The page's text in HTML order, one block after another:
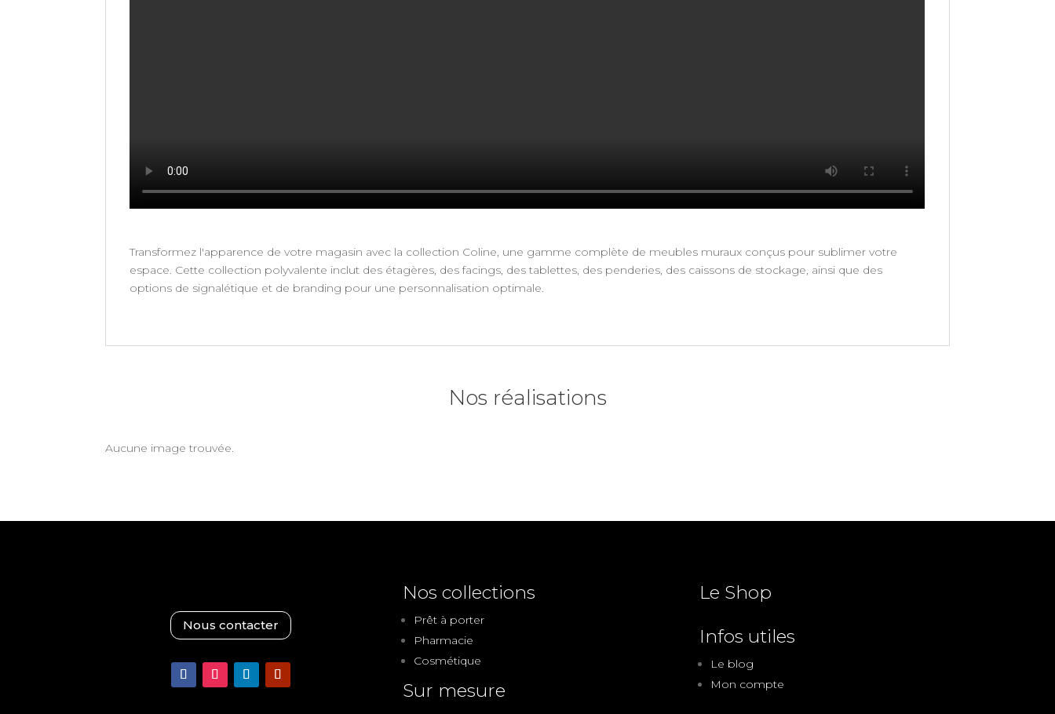
Transformez l'apparence de votre magasin avec la collection Coline, une gamme complète de meubles muraux conçus pour sublimer votre
espace. Cette collection polyvalente inclut des étagères, des facings, des tablettes, des penderies, des caissons de stockage, ainsi que des
options de signalétique et de branding pour une personnalisation optimale.
Nos réalisations
Aucune image trouvée.
Nous contacter
Nos collections
Prêt à porter
Pharmacie
Cosmétique
Sur mesure
Le Shop
Infos utiles
Le blog
Mon compte